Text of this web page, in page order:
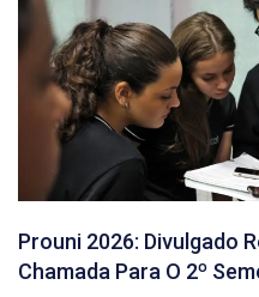
Prouni 2026: Divulgado
Chamada Para O 2º